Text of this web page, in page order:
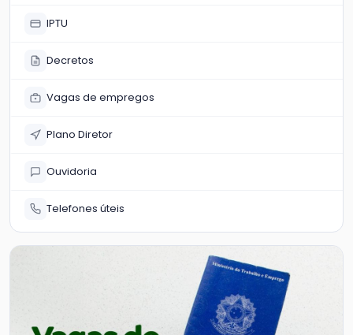
IPTU
Decretos
Vagas de empregos
Plano Diretor
Ouvidoria
Telefones úteis